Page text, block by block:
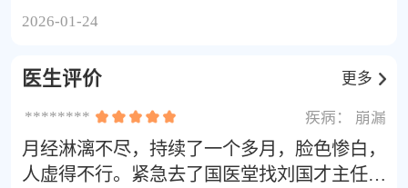
2026-01-24
医生评价 更多
******** 疾病： 崩漏
月经淋漓不尽，持续了一个多月，脸色惨白，
人虚得不行。紧急去了国医堂找刘国才主任。